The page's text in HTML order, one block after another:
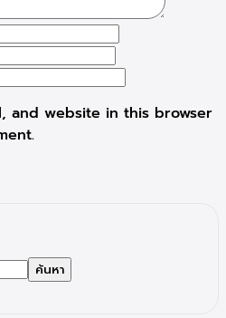
and website in this browser
ค้นหา